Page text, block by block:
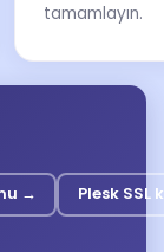
tamamlayın.
→ Plesk